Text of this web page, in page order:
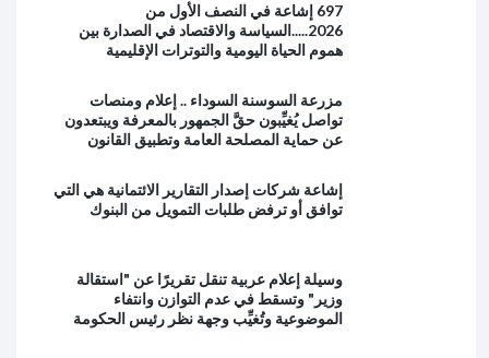
697 إشاعة في النصف الأول من
2026.....السياسة والاقتصاد في الصدارة بين
هموم الحياة اليومية والتوترات الإقليمية
مزرعة السوسنة السوداء .. إعلام ومنصات
تواصل يُغيِّبون حقَّ الجمهور بالمعرفة ويبتعدون
عن حماية المصلحة العامة وتطبيق القانون
إشاعة شركات إصدار التقارير الائتمانية هي التي
توافق أو ترفض طلبات التمويل من البنوك
وسيلة إعلام عربية تنقل تقريرًا عن "استقالة
وزير" وتسقط في عدم التوازن وانتفاء
الموضوعية وتُغيِّب وجهة نظر رئيس الحكومة